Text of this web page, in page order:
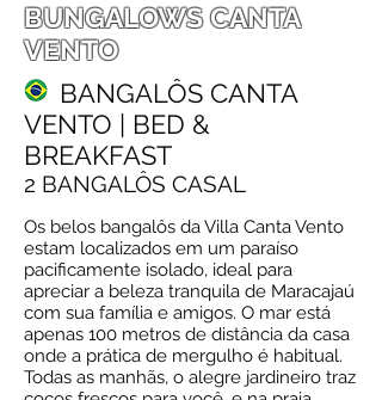
BUNGALOWS CANTA
VENTO
BANGALÔS CANTA
VENTO | BED &
BREAKFAST
2 BANGALÔS CASAL
Os belos bangalôs da Villa Canta Vento
estam localizados em um paraíso
pacificamente isolado, ideal para
apreciar a beleza tranquila de Maracajaú
com sua família e amigos. O mar está
apenas 100 metros de distância da casa
onde a prática de mergulho é habitual.
Todas as manhãs, o alegre jardineiro traz